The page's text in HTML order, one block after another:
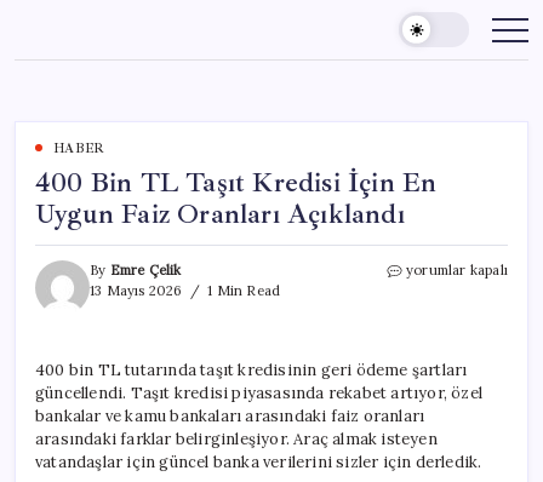
content
HABER
400 Bin TL Taşıt Kredisi İçin En
Uygun Faiz Oranları Açıklandı
By Emre Çelik
13 Mayıs 2026
1 Min Read
400
İçin
En
Uygun
Faiz
Oranları
yorumlar kapalı
400 bin TL tutarında taşıt kredisinin geri ödeme şartları
güncellendi. Taşıt kredisi piyasasında rekabet artıyor, özel
bankalar ve kamu bankaları arasındaki faiz oranları
arasındaki farklar belirginleşiyor. Araç almak isteyen
vatandaşlar için güncel banka verilerini sizler için derledik.